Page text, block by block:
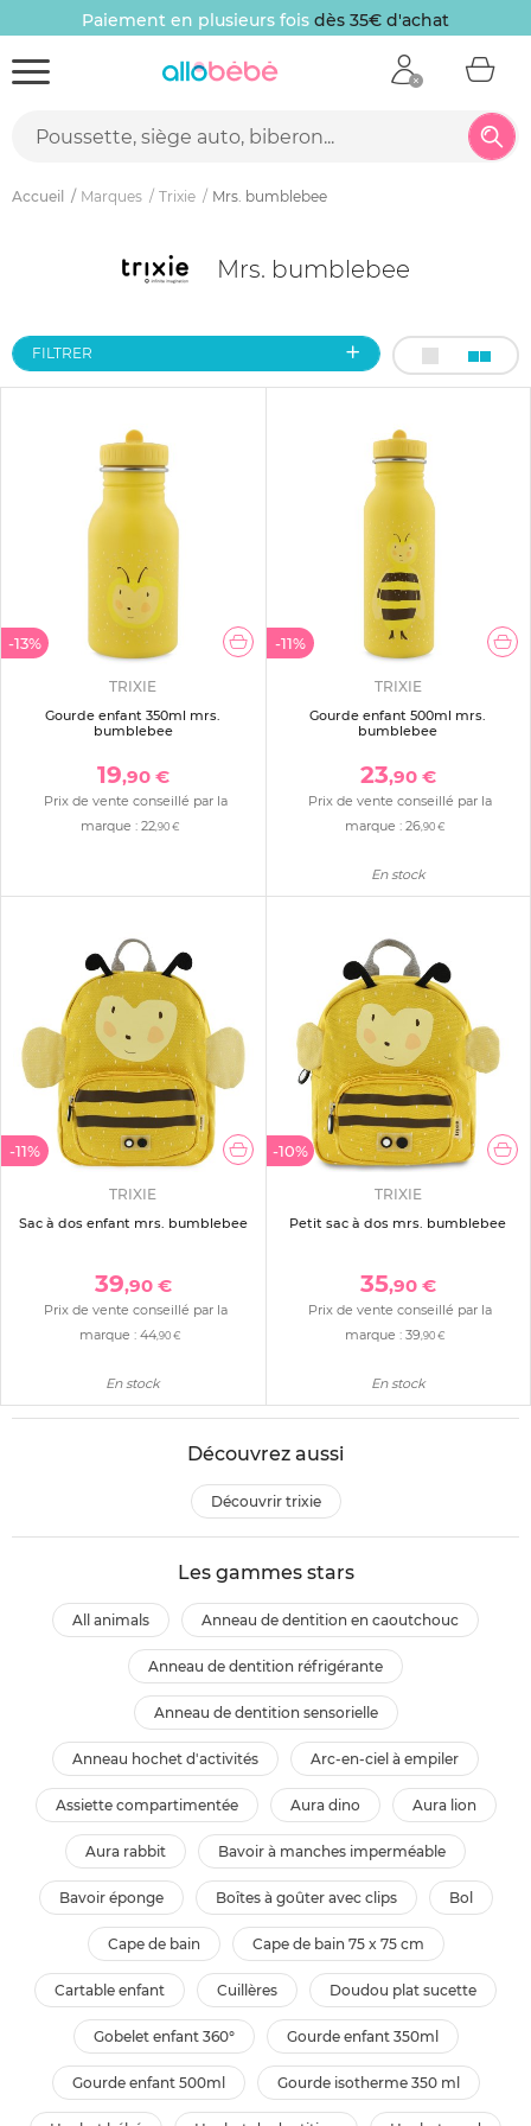
Paiement en plusieurs fois dès 35€ d'achat
Accueil Marques Trixie Mrs. bumblebee
Mrs. bumblebee
FILTRER
-13%
TRIXIE
Gourde enfant 350ml mrs.
bumblebee
19,90 €
Prix de vente conseillé par la
marque :22,90 €
-11%
TRIXIE
Gourde enfant 500ml mrs.
bumblebee
23,90 €
Prix de vente conseillé par la
marque :26,90 €
En stock
-11%
TRIXIE
Sac à dos enfant mrs. bumblebee
39,90 €
Prix de vente conseillé par la
marque :44 ,90 €
En stock
-10%
TRIXIE
Petit sac à dos mrs. bumblebee
35,90 €
Prix de vente conseillé par la
marque :39 ,90 €
En stock
Découvrez aussi
découvrir trixie
Les gammes stars
all animals anneau de dentition en caoutchouc
anneau de dentition réfrigérante
anneau de dentition sensorielle
anneau hochet d'activités arc-en-ciel à empiler
assiette compartimentée aura dino aura lion
aura rabbit bavoir à manches imperméable
bavoir éponge boîtes à goûter avec clips bol
cape de bain cape de bain 75 x 75 cm
cartable enfant cuillères doudou plat sucette
gobelet enfant 360° gourde enfant 350ml
gourde enfant 500ml gourde isotherme 350 ml